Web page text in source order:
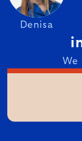
Denisa
We